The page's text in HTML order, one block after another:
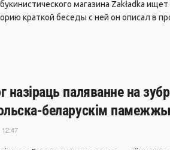
магазина Zakładka
краткой беседы с ней он описал в
назіраць паляванне на
беларускім памежжы